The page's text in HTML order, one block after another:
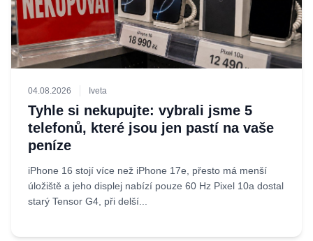
04.08.2026 Iveta
Tyhle si nekupujte: vybrali jsme 5
telefonů, které jsou jen pastí na vaše
peníze
iPhone 16 stojí více než iPhone 17e, přesto má menší
úložiště a jeho displej nabízí pouze 60 Hz Pixel 10a dostal
starý Tensor G4, při delší...